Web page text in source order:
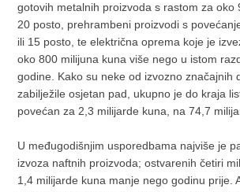
gotovih metalnih proizvoda s rastom za oko
20 posto, prehrambeni proizvodi s
ili 15 posto, te električna oprema koje je
oko 800 milijuna kuna više nego u istom
godine. Kako su neke od izvozno značajnih
zabilježile osjetan pad, ukupno je do kraja
povećan za 2,3 milijarde kuna, na 74,7
U međugodišnjim usporedbama najviše je
izvoza naftnih proizvoda; ostvarenih četiri
1,4 milijarde kuna manje nego godinu prije.